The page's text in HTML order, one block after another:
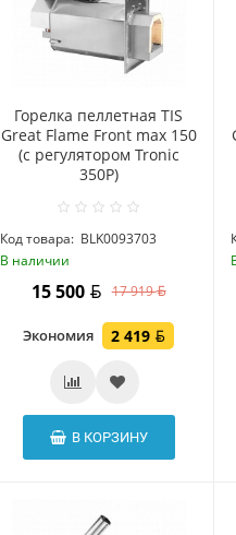
Горелка пеллетная TIS
Great Flame Front max 150
(c регулятором Tronic
350P)
Код товара: BLK0093703
В наличии
15 500 17 919
Экономия 2 419
В КОРЗИНУ